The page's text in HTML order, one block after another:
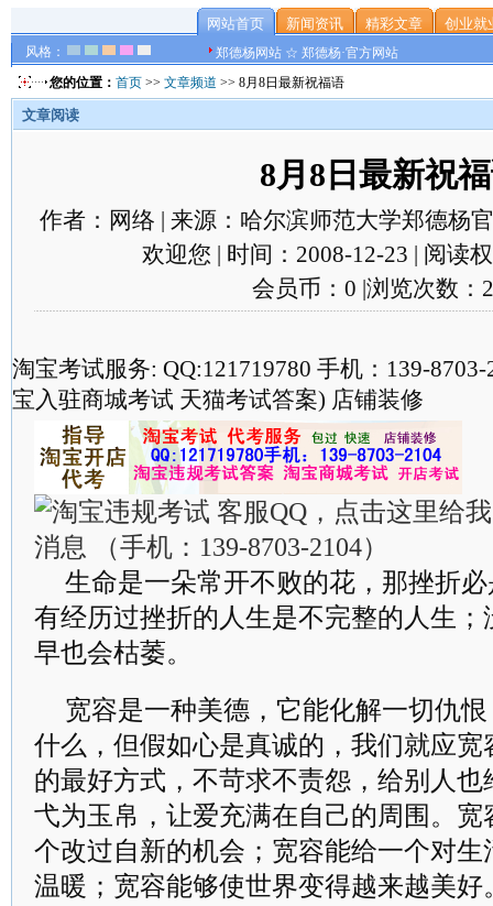
风格：
网站首页 新闻资讯 精彩文章 创业就
郑德杨网站 ☆ 郑德杨·官方网站
您的位置： 首页 >> 文章频道 >> 8月8日最新祝福语
文章阅读
8月8日最新祝
作者：网络 | 来源：哈尔滨师范大学郑德杨
欢迎您 | 时间：2008-12-23 | 阅读
会员币：0 |浏览次数：
淘宝考试服务: QQ:121719780 手机：139-
宝入驻商城考试 天猫考试答案) 店铺装修
生命是一朵常开不败的花，那挫折
有经历过挫折的人生是不完整的人生
早也会枯萎。
宽容是一种美德，它能化解一切仇
什么，但假如心是真诚的，我们就应
的最好方式，不苛求不责怨，给别人
弋为玉帛，让爱充满在自己的周围。
个改过自新的机会；宽容能给一个对
温暖；宽容能够使世界变得越来越美